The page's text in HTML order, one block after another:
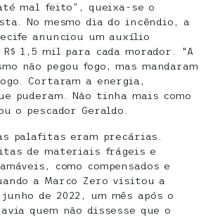
mal feito”, queixa-se o
No mesmo dia do incêndio, a
anunciou um auxílio
1,5 mil para cada morador. “A
não pegou fogo, mas mandaram
Cortaram a energia,
puderam. Não tinha mais como
o pescador Geraldo.
palafitas eram precárias.
de materiais frágeis e
como compensados e
a Marco Zero visitou a
junho de 2022, um mês após o
quem não dissesse que o